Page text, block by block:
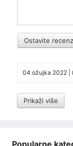
Ostavite
04 ožujka 2022
Prikaži više
Popularne